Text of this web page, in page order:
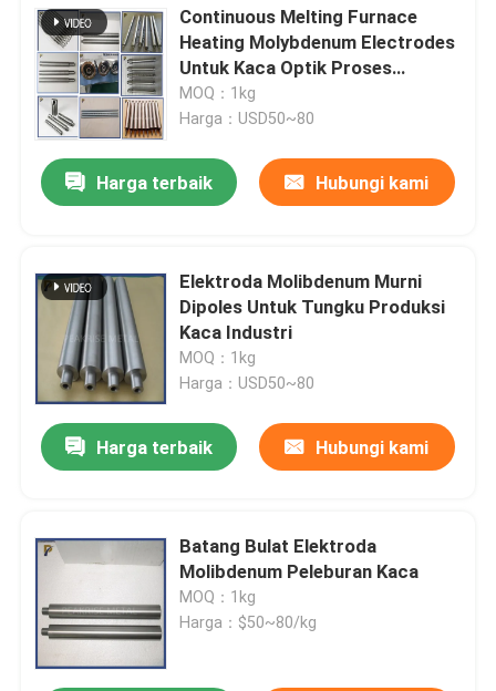
Continuous Melting Furnace
Heating Molybdenum Electrodes
Untuk Kaca Optik Proses
Sintering Teknologi Kaca
MOQ：1kg
Harga：USD50~80
Harga terbaik Hubungi kami
Elektroda Molibdenum Murni
Dipoles Untuk Tungku Produksi
Kaca Industri
MOQ：1kg
Harga：USD50~80
Harga terbaik Hubungi kami
Batang Bulat Elektroda
Molibdenum Peleburan Kaca
MOQ：1kg
Harga：$50~80/kg